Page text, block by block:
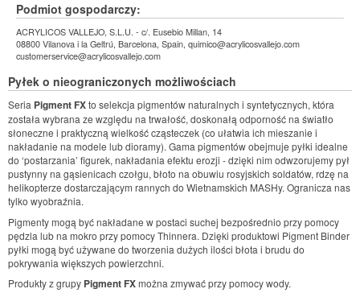
Podmiot gospodarczy:
ACRYLICOS VALLEJO, S.L.U. - c/. Eusebio Millan, 14
08800 Vilanova i la Geltrú, Barcelona, Spain, quimico@acrylicosvallejo.com
customerservice@acrylicosvallejo.com
Pyłek o nieograniczonych możliwościach
Seria Pigment FXto selekcja pigmentów naturalnych i syntetycznych, która
została wybrana ze względu na trwałość, doskonałą odporność na światło
słoneczne i praktyczną wielkość cząsteczek (co ułatwia ich mieszanie i
nakładanie na modele lub dioramy). Gama pigmentów obejmuje pyłki idealne
do ‘postarzania’ figurek, nakładania efektu erozji - dzięki nim odwzorujemy pył
pustynny na gąsienicach czołgu, błoto na obuwiu rosyjskich soldatów, rdzę na
helikopterze dostarczającym rannych do Wietnamskich MASHy. Ogranicza nas
tylko wyobraźnia.
Pigmenty mogą być nakładane w postaci suchej bezpośrednio przy pomocy
pędzla lub na mokro przy pomocy Thinnera. Dzięki produktowi Pigment Binder
pyłki mogą być używane do tworzenia dużych ilości błota i brudu do
pokrywania większych powierzchni.
Produkty z grupy Pigment FXmożna zmywać przy pomocy wody.